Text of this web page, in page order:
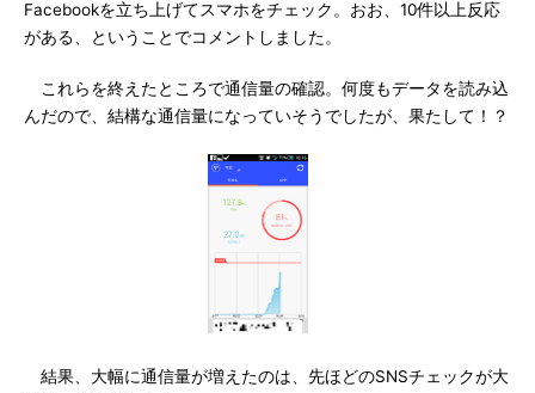
Facebookを立ち上げてスマホをチェック。おお、10件以上反応
がある、ということでコメントしました。
これらを終えたところで通信量の確認。何度もデータを読み込
んだので、結構な通信量になっていそうでしたが、果たして！？
結果、大幅に通信量が増えたのは、先ほどのSNSチェックが大